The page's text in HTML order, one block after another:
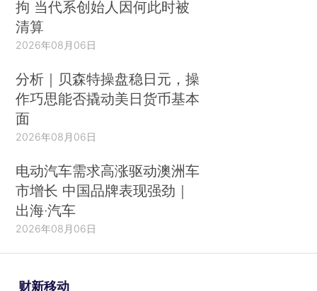
拘 当代系创始人因何此时被
清算
2026年08月06日
分析｜贝森特操盘稳日元，操
作巧思能否撬动美日货币基本
面
2026年08月06日
电动汽车需求高涨驱动澳洲车
市增长 中国品牌表现强劲｜
出海·汽车
2026年08月06日
财新移动